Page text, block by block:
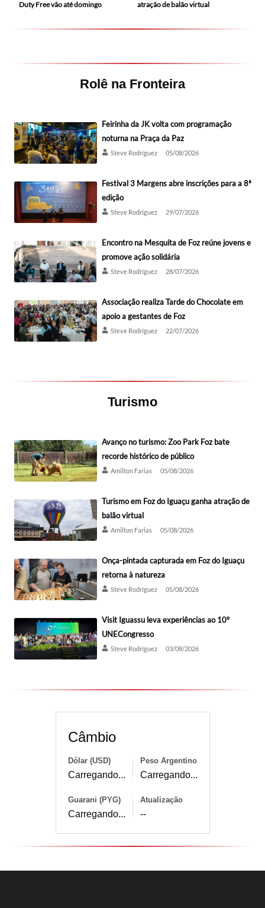
Duty Free vão até domingo atração de balão virtual
Rolê na Fronteira
Feirinha da JK volta com programação
noturna na Praça da Paz
Steve Rodríguez 05/08/2026
Festival 3 Margens abre inscrições para a 8ª
edição
Steve Rodríguez 29/07/2026
Encontro na Mesquita de Foz reúne jovens e
promove ação solidária
Steve Rodríguez 28/07/2026
Associação realiza Tarde do Chocolate em
apoio a gestantes de Foz
Steve Rodríguez 22/07/2026
Turismo
Avanço no turismo: Zoo Park Foz bate
recorde histórico de público
Amilton Farias 05/08/2026
Turismo em Foz do Iguaçu ganha atração de
balão virtual
Amilton Farias 05/08/2026
Onça-pintada capturada em Foz do Iguaçu
retorna à natureza
Steve Rodríguez 05/08/2026
Visit Iguassu leva experiências ao 10º
UNECongresso
Steve Rodríguez 03/08/2026
Câmbio
Dólar (USD)
Carregando...
Peso Argentino
Carregando...
Guarani (PYG)
Carregando...
Atualização
--